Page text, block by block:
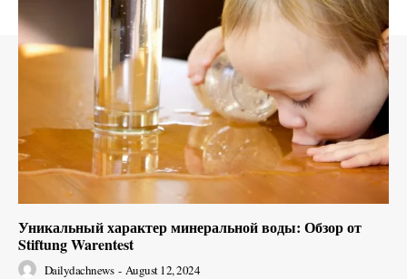
Уникальный характер минеральной воды: Обзор от
Stiftung Warentest
Dailydachnews - August 12, 2024